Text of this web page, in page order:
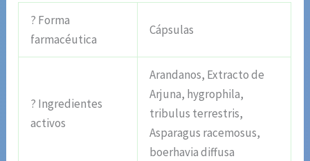
? Forma
farmacéutica
Cápsulas
? Ingredientes
activos
Arandanos, Extracto de
Arjuna, hygrophila,
tribulus terrestris,
Asparagus racemosus,
boerhavia diffusa